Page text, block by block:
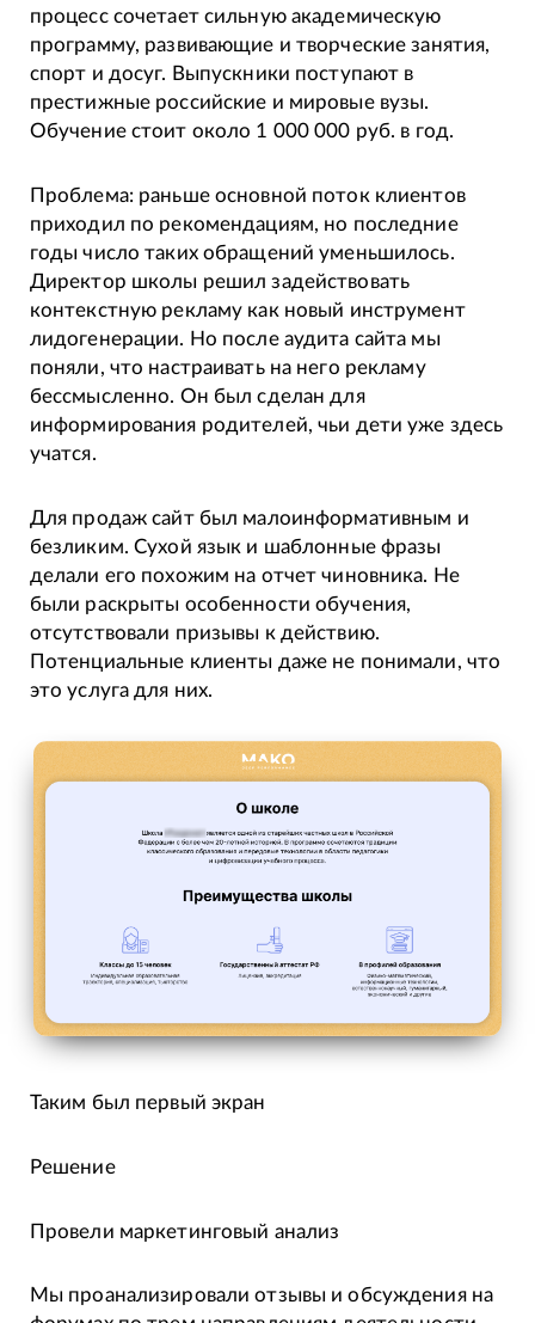
процесс сочетает сильную академическую
программу, развивающие и творческие занятия,
спорт и досуг. Выпускники поступают в
престижные российские и мировые вузы.
Обучение стоит около 1 000 000 руб. в год.
Проблема: раньше основной поток клиентов
приходил по рекомендациям, но последние
годы число таких обращений уменьшилось.
Директор школы решил задействовать
контекстную рекламу как новый инструмент
лидогенерации. Но после аудита сайта мы
поняли, что настраивать на него рекламу
бессмысленно. Он был сделан для
информирования родителей, чьи дети уже здесь
учатся.
Для продаж сайт был малоинформативным и
безликим. Сухой язык и шаблонные фразы
делали его похожим на отчет чиновника. Не
были раскрыты особенности обучения,
отсутствовали призывы к действию.
Потенциальные клиенты даже не понимали, что
это услуга для них.
Таким был первый экран
Решение
Провели маркетинговый анализ
Мы проанализировали отзывы и обсуждения на